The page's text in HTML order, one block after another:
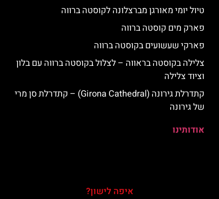
טיול יומי מאורגן מברצלונה לקוסטה ברווה
פארק מים קוסטה ברווה
פארקי שעשועים בקוסטה ברווה
צלילה בקוסטה בראווה – לצלול בקוסטה ברווה עם בלון
וציוד צלילה
קתדרלת גירונה (Girona Cathedral) – קתדרלת סן מרי
של גירונה
אודותינו
איפה לישון?